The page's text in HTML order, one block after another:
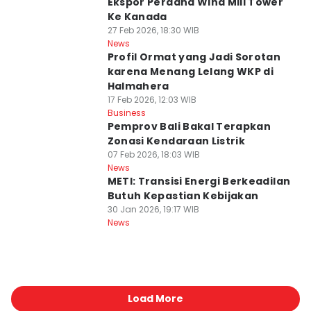
Ke Kanada
27 Feb 2026, 18:30 WIB
News
Profil Ormat yang Jadi Sorotan
karena Menang Lelang WKP di
Halmahera
17 Feb 2026, 12:03 WIB
Business
Pemprov Bali Bakal Terapkan
Zonasi Kendaraan Listrik
07 Feb 2026, 18:03 WIB
News
METI: Transisi Energi Berkeadilan
Butuh Kepastian Kebijakan
30 Jan 2026, 19:17 WIB
News
Load More